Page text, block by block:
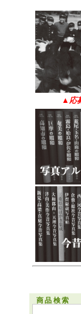
▲ 応
商品検索